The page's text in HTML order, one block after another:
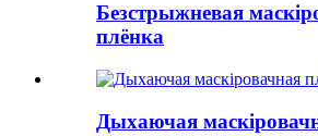
Безстрыжневая
плёнка
Дыхаючая